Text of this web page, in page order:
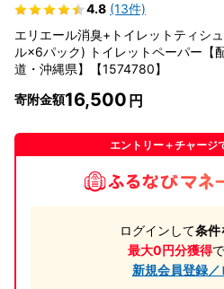
4.8 (13件)
エリエール消臭+トイレットティシ
ル×6パック) トイレットペーパー【
道・沖縄県】【1574780】
寄附金額16,500
エントリー＋チャージ
ログインして条件
最大0円分獲得
新規会員登録